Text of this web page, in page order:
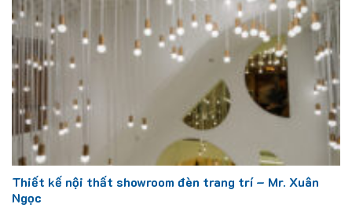
Thiết kế nội thất showroom đèn trang trí – Mr. Xuân
Ngọc